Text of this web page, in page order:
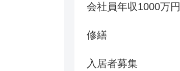
会社員年収1000万円
修繕
入居者募集